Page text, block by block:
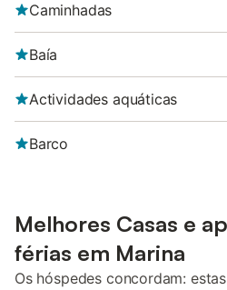
Caminhadas
Baía
Actividades aquáticas
Barco
Melhores Casas e
férias em Marina
Os hóspedes concordam: